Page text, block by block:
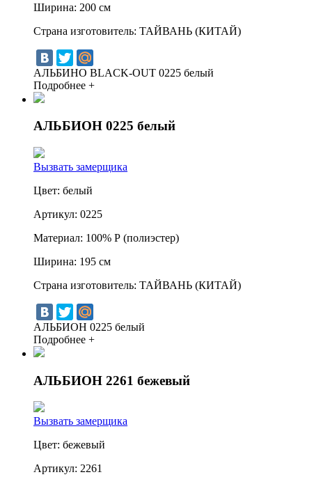
Ширина: 200 см
Страна изготовитель: ТАЙВАНЬ (КИТАЙ)
АЛЬБИНО BLACK-OUT 0225 белый
Подробнее +
АЛЬБИОН 0225 белый
Вызвать замерщика
Цвет: белый
Артикул: 0225
Материал: 100% Р (полиэстер)
Ширина: 195 см
Страна изготовитель: ТАЙВАНЬ (КИТАЙ)
АЛЬБИОН 0225 белый
Подробнее +
АЛЬБИОН 2261 бежевый
Вызвать замерщика
Цвет: бежевый
Артикул: 2261